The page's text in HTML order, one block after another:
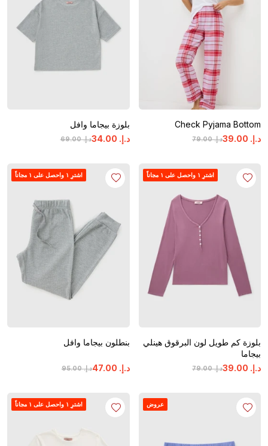
Check Pyjama Bottom
د.إ.‏
79.00 د.إ. 39.00
بلوزة بيجاما وافل
د.إ.‏
69.00 د.إ. 34.00
اشترِ ١ واحصل على ١ مجاناً
بلوزة كم طويل لون البرقوق هينلي
بيجاما
د.إ.‏
79.00 د.إ. 39.00
اشترِ ١ واحصل على ١ مجاناً
بنطلون بيجاما وافل
د.إ.‏
95.00 د.إ. 47.00
عروض اشترِ ١ واحصل على ١ مجاناً